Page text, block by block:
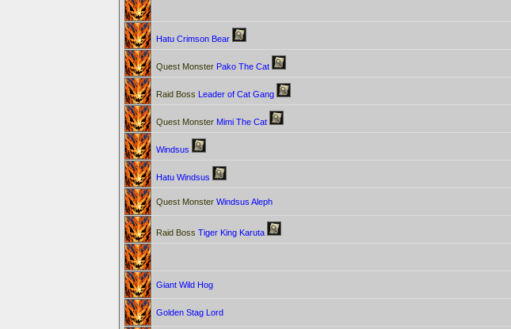
Hatu Crimson Bear
Quest Monster Pako The Cat
Raid Boss Leader of Cat Gang
Quest Monster Mimi The Cat
Windsus
Hatu Windsus
Quest Monster Windsus Aleph
Raid Boss Tiger King Karuta
Giant Wild Hog
Golden Stag Lord